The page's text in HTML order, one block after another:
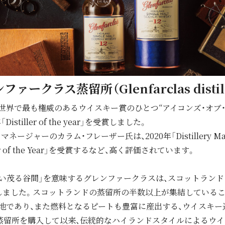
ファークラス蒸留所（Glenfarclas
界で最も権威のあるウイスキー賞のひとつ“アイコンズ・オブ
「Distiller of the year」を受賞しました。
マネージャーのカラム・フレーザー氏は、2020年「Distillery
the Year」を受賞するなど、高く評価されています。
茂る⾕間」を意味するグレンファークラスは、スコットラン
した。スコットランドの蒸留所の半数以上が集結している
であり、また燃料となるピートも豊富に産出する、ウイスキ
所を購⼊して以来、伝統的なハイランドスタイルによるウ